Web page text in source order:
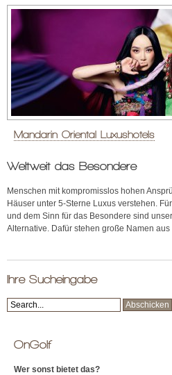
Mandarin Oriental Luxushotels
Weltweit das Besondere
Menschen mit kompromisslos hohen
Häuser unter 5-Sterne Luxus verstehen.
und dem Sinn für das Besondere sind
Alternative. Dafür stehen große Namen aus
Ihre Sucheingabe
OnGolf
Wer sonst bietet das?